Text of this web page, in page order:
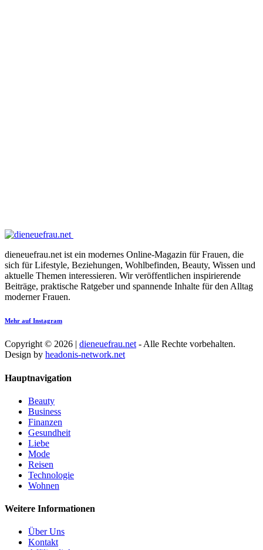
dieneuefrau.net ist ein modernes Online-Magazin für Frauen, die
sich für Lifestyle, Beziehungen, Wohlbefinden, Beauty, Wissen und
aktuelle Themen interessieren. Wir veröffentlichen inspirierende
Beiträge, praktische Ratgeber und spannende Inhalte für den Alltag
moderner Frauen.
Mehr auf Instagram
Copyright © 2026 | dieneuefrau.net - Alle Rechte vorbehalten.
Design by headonis-network.net
Hauptnavigation
Beauty
Business
Finanzen
Gesundheit
Liebe
Mode
Reisen
Technologie
Wohnen
Weitere Informationen
Über Uns
Kontakt